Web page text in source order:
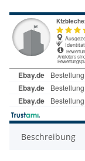
Beschreibung